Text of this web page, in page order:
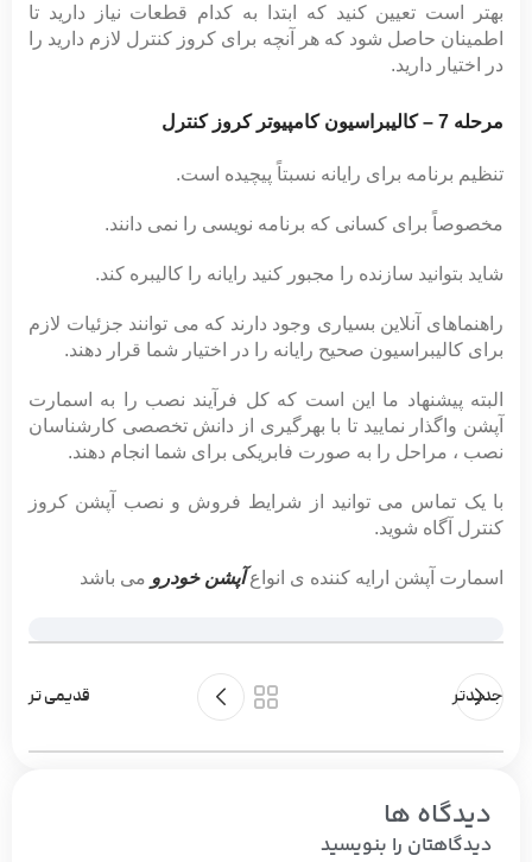
بهتر است تعیین کنید که ابتدا به کدام قطعات نیاز دارید تا
اطمینان حاصل شود که هر آنچه برای کروز کنترل لازم دارید را
در اختیار دارید.
مرحله 7 – کالیبراسیون کامپیوتر کروز کنترل
تنظیم برنامه برای رایانه نسبتاً پیچیده است.
مخصوصاً برای کسانی که برنامه نویسی را نمی دانند.
شاید بتوانید سازنده را مجبور کنید رایانه را کالیبره کند.
راهنماهای آنلاین بسیاری وجود دارند که می توانند جزئیات لازم
برای کالیبراسیون صحیح رایانه را در اختیار شما قرار دهند.
البته پیشنهاد ما این است که کل فرآیند نصب را به اسمارت
آپشن واگذار نمایید تا با بهرگیری از دانش تخصصی کارشناسان
نصب ، مراحل را به صورت فابریکی برای شما انجام دهند.
با یک تماس می توانید از شرایط فروش و نصب آپشن کروز
کنترل آگاه شوید.
اسمارت آپشن ارایه کننده ی انواعآپشن خودرو می باشد
جدیدتر قدیمی تر
دیدگاه ها
دیدگاهتان را بنویسید